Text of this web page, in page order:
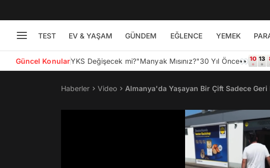
TEST EV & YAŞAM GÜNDEM EĞLENCE YEMEK
Güncel KonularYKS Değişecek mi?"Manyak Mısınız?"30 Yıl Önce👀
Haberler Video Almanya'da Yaşayan Bir Çift Sadece Geri